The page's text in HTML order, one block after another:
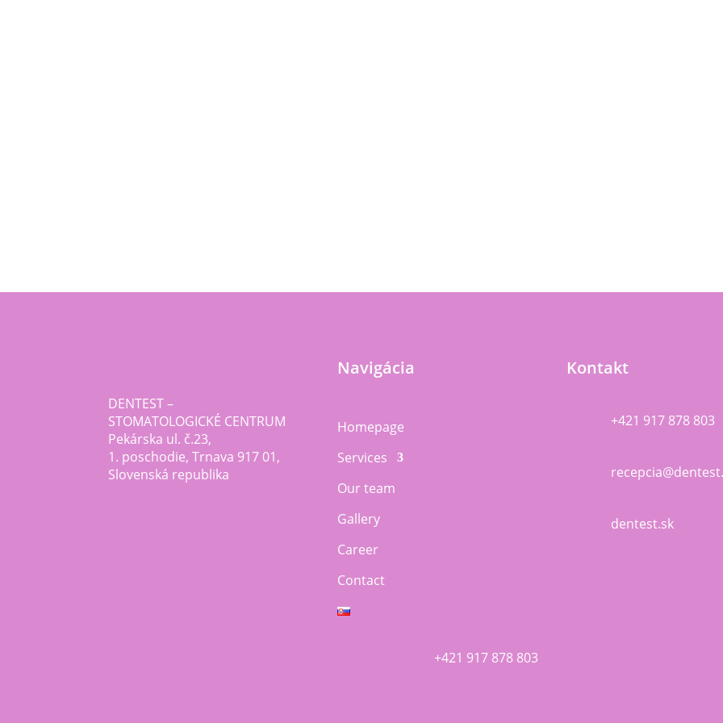
DENTEST –
STOMATOLOGICKÉ CENTRUM
Pekárska ul. č.23,
1. poschodie, Trnava 917 01,
Slovenská republika
Navigácia
Homepage
Services
Our team
Gallery
Career
Contact
+421 917 878 803
Kontakt
+421 917 878 803
dentest.sk